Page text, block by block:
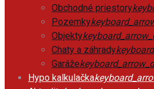
Obchodné priestory
Pozemky
Objekty
Chaty a záhrady
Garáže
Hypo kalkulačka